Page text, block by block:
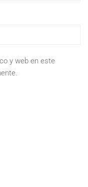
y web en este